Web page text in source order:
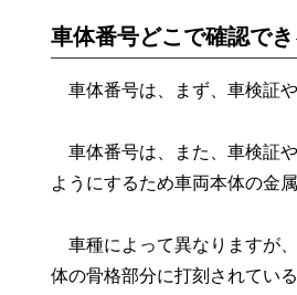
車体番号どこで確認でき
車体番号は、まず、車検証
車体番号は、また、車検証
ようにするため車両本体の金
車種によって異なりますが
体の骨格部分に打刻されてい